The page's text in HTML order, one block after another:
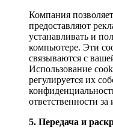
Компания
предоставляют
устанавливать и
компьютере. Эти
связываются с
Использование
регулируется их
ответственности
5. Передача и